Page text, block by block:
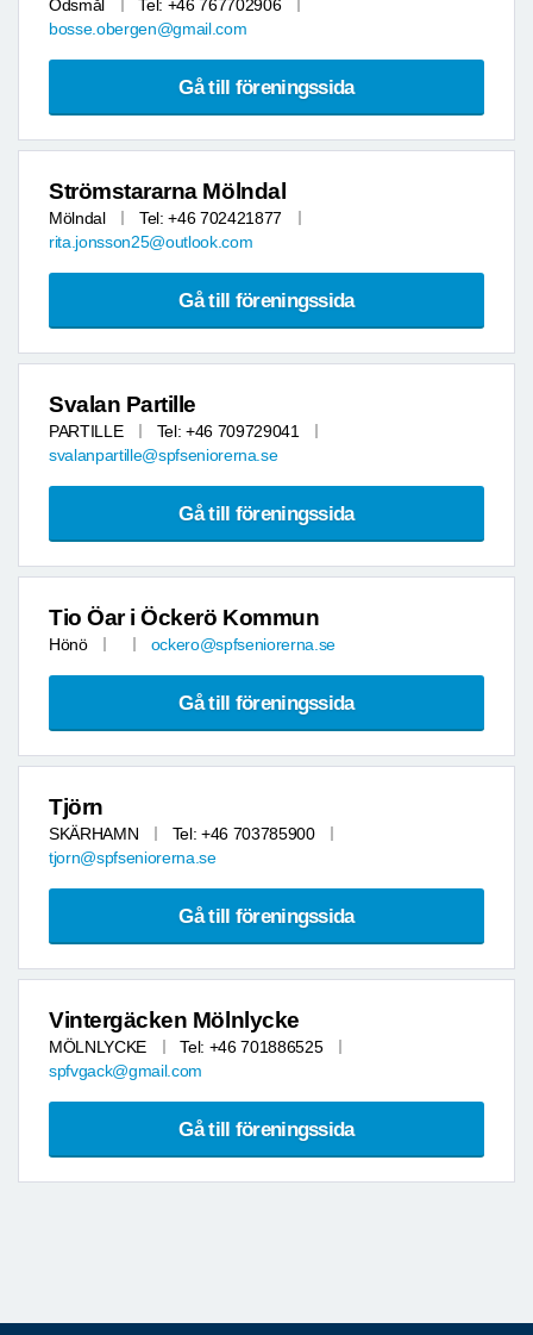
Ödsmål
Tel: +46 767702906
bosse.obergen@gmail.com
Gå till föreningssida
Strömstararna Mölndal
Mölndal
Tel: +46 702421877
rita.jonsson25@outlook.com
Gå till föreningssida
Svalan Partille
PARTILLE
Tel: +46 709729041
svalanpartille@spfseniorerna.se
Gå till föreningssida
Tio Öar i Öckerö Kommun
Hönö ockero@spfseniorerna.se
Gå till föreningssida
Tjörn
SKÄRHAMN
Tel: +46 703785900
tjorn@spfseniorerna.se
Gå till föreningssida
Vintergäcken Mölnlycke
MÖLNLYCKE
Tel: +46 701886525
spfvgack@gmail.com
Gå till föreningssida